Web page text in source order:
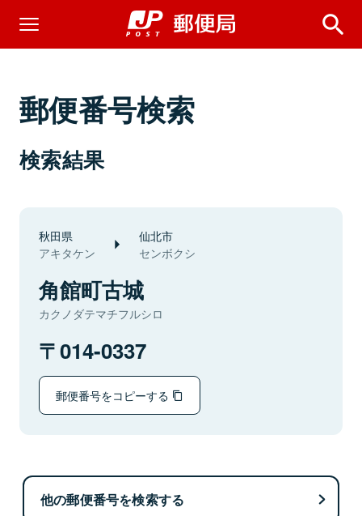
郵便番号検索
検索結果
秋田県
アキタケン
仙北市
センボクシ
角館町古城
カクノダテマチフルシロ
014-0337
郵便番号をコピーする
他の郵便番号を検索する